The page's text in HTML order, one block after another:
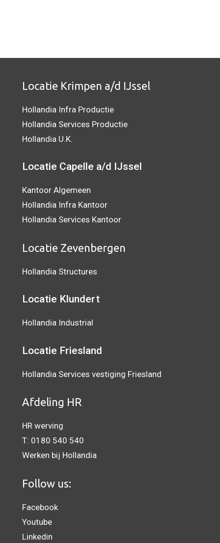
Locatie Krimpen a/d IJssel
Hollandia Infra Productie
Hollandia Services Productie
Hollandia U.K.
Locatie Capelle a/d IJssel
Kantoor Algemeen
Hollandia Infra Kantoor
Hollandia Services Kantoor
Locatie Zevenbergen
Hollandia Structures
Locatie Klundert
Hollandia Industrial
Locatie Friesland
Hollandia Services vestiging Friesland
Afdeling HR
HR werving
T: 0180 540 540
Werken bij Hollandia
Follow us:
Facebook
Youtube
Linkedin